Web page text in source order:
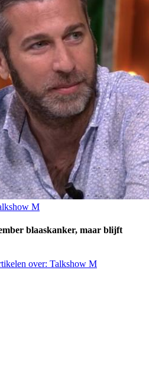
M
blaaskanker, maar blijft
over: Talkshow M